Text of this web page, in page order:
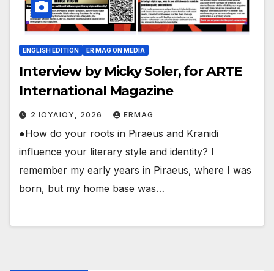
ENGLISH EDITION ER MAG ON MEDIA
Interview by Micky Soler, for ARTE
International Magazine
2 ΙΟΥΛΊΟΥ, 2026 ERMAG
●How do your roots in Piraeus and Kranidi
influence your literary style and identity? I
remember my early years in Piraeus, where I was
born, but my home base was…